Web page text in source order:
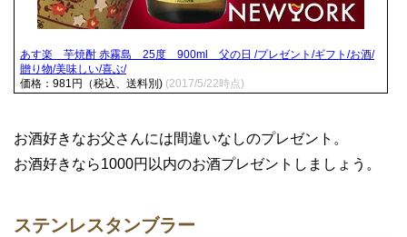
あす楽 芋焼酎 赤霧島 25度 900ml 父の日 /プレゼント/ギフト/お酒/
贈り物/美味しい/喜ぶ/
価格：981円（税込、送料別) (2017/5/22時点)
お酒好きなお父さんには間違いなしのプレゼント。
お酒好きなら1000円以内のお酒プレゼントしましょう。
ステンレスタンブラー